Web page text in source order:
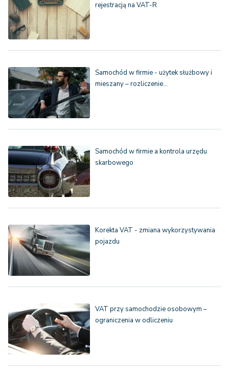
rejestracją na VAT-R
Samochód w firmie - użytek służbowy i
mieszany – rozliczenie…
Samochód w firmie a kontrola urzędu
skarbowego
Korekta VAT - zmiana wykorzystywania
pojazdu
VAT przy samochodzie osobowym –
ograniczenia w odliczeniu